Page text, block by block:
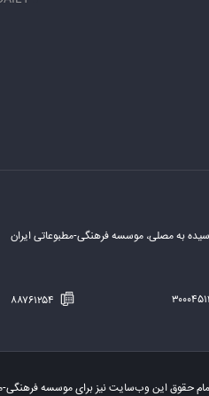
به مصلی، موسسه فرهنگی-مطبوعاتی ایران
حقوق این وب‌سایت نیز برای موسسه